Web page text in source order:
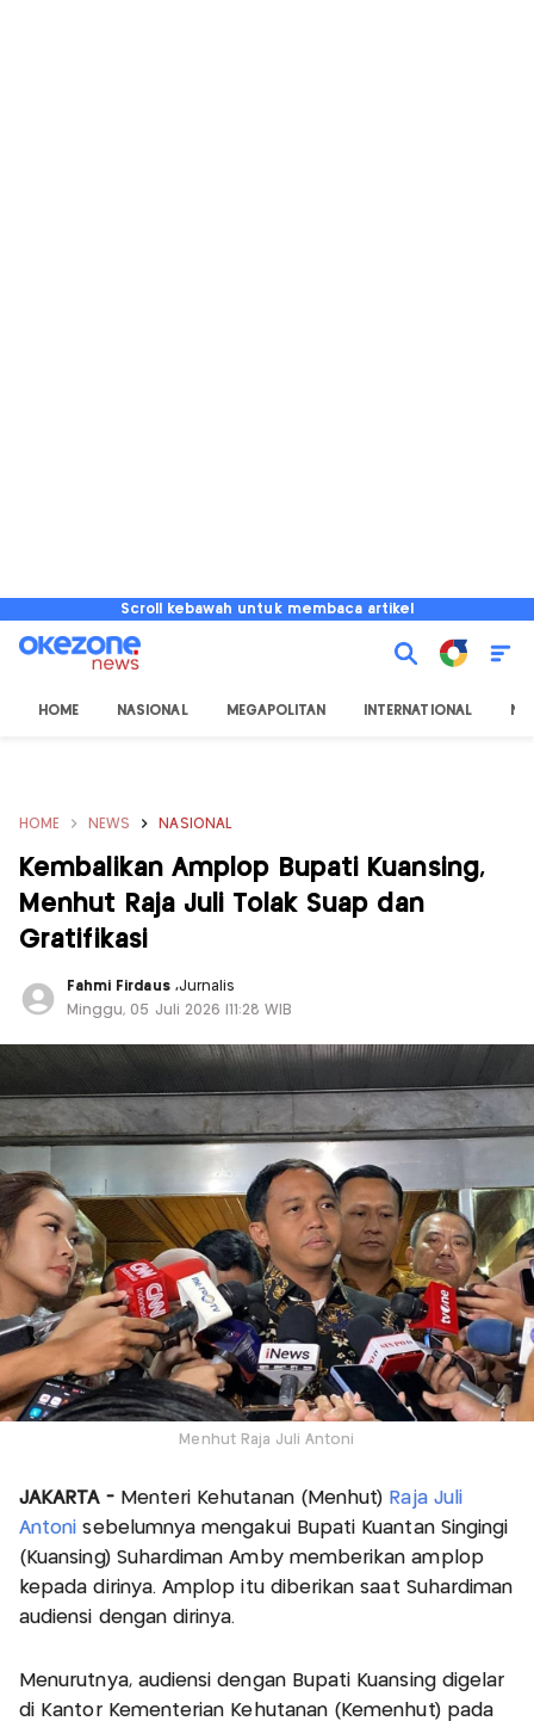
Scroll kebawah untuk membaca artikel
HOME NASIONAL MEGAPOLITAN INTERNATIONAL
HOME NEWS NASIONAL
Kembalikan Amplop Bupati Kuansing,
Menhut Raja Juli Tolak Suap dan
Gratifikasi
Fahmi Firdaus ,Jurnalis
Minggu, 05 Juli 2026 |11:28 WIB
Menhut Raja Juli Antoni
JAKARTA -Menteri Kehutanan (Menhut) Raja Juli
Antoni sebelumnya mengakui Bupati Kuantan Singingi
(Kuansing) Suhardiman Amby memberikan amplop
kepada dirinya. Amplop itu diberikan saat Suhardiman
audiensi dengan dirinya.
Menurutnya, audiensi dengan Bupati Kuansing digelar
di Kantor Kementerian Kehutanan (Kemenhut) pada